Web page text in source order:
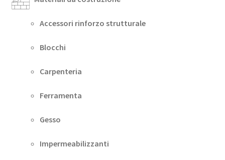
Accessori rinforzo strutturale
Blocchi
Carpenteria
Ferramenta
Gesso
Impermeabilizzanti